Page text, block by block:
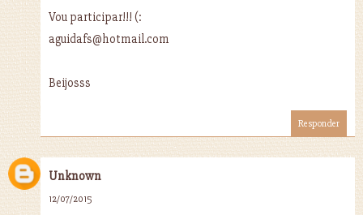
Vou participar!!! (:
aguidafs@hotmail.com
Beijosss
Responder
Unknown
12/07/2015